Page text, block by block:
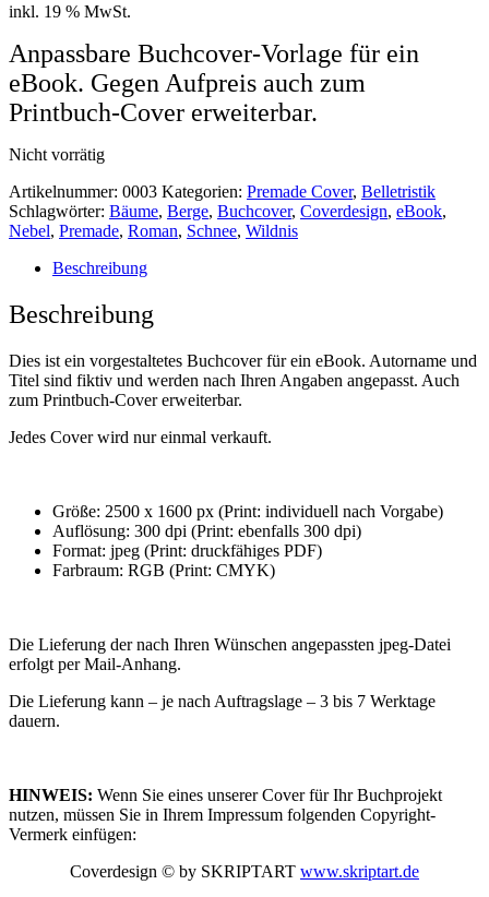
inkl. 19 % MwSt.
Anpassbare Buchcover-Vorlage für ein
eBook. Gegen Aufpreis auch zum
Printbuch-Cover erweiterbar.
Nicht vorrätig
Artikelnummer: 0003 Kategorien: Premade Cover, Belletristik
Schlagwörter: Bäume, Berge, Buchcover, Coverdesign, eBook,
Nebel, Premade, Roman, Schnee, Wildnis
Beschreibung
Beschreibung
Dies ist ein vorgestaltetes Buchcover für ein eBook. Autorname und
Titel sind fiktiv und werden nach Ihren Angaben angepasst. Auch
zum Printbuch-Cover erweiterbar.
Jedes Cover wird nur einmal verkauft.
Größe: 2500 x 1600 px (Print: individuell nach Vorgabe)
Auflösung: 300 dpi (Print: ebenfalls 300 dpi)
Format: jpeg (Print: druckfähiges PDF)
Farbraum: RGB (Print: CMYK)
Die Lieferung der nach Ihren Wünschen angepassten jpeg-Datei
erfolgt per Mail-Anhang.
Die Lieferung kann – je nach Auftragslage – 3 bis 7 Werktage
dauern.
HINWEIS: Wenn Sie eines unserer Cover für Ihr Buchprojekt
nutzen, müssen Sie in Ihrem Impressum folgenden Copyright-
Vermerk einfügen:
Coverdesign © by SKRIPTART www.skriptart.de